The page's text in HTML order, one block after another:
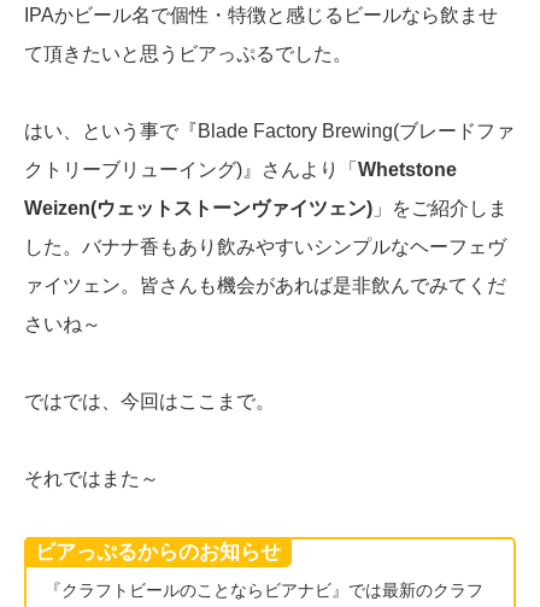
IPAかビール名で個性・特徴と感じるビールなら飲ませ
て頂きたいと思うビアっぷるでした。
はい、という事で『Blade Factory Brewing(ブレードファ
クトリーブリューイング)』さんより「 Whetstone
Weizen(ウェットストーンヴァイツェン) 」をご紹介しま
した。バナナ香もあり飲みやすいシンプルなヘーフェヴ
ァイツェン。皆さんも機会があれば是非飲んでみてくだ
さいね～
ではでは、今回はここまで。
それではまた～
ビアっぷるからのお知らせ
『クラフトビールのことならビアナビ』では最新のクラフ